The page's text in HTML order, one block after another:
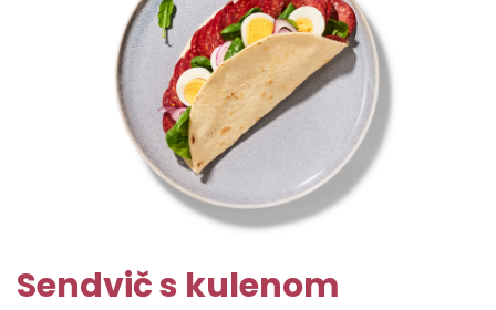
Sendvič s kulenom